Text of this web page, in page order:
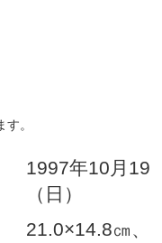
。
1997年10月19
（日）
21.0×14.8㎝